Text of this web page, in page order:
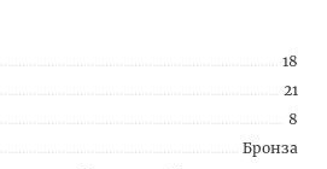
18
21
8
Бронза